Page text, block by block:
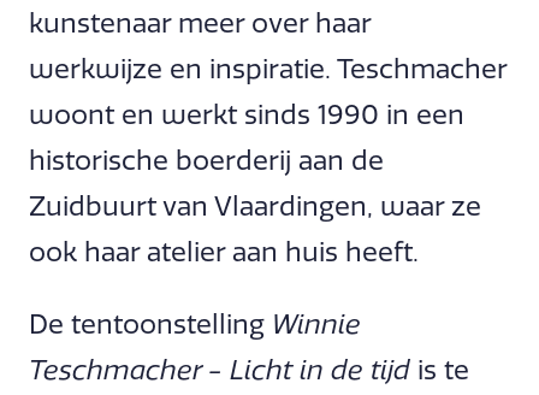
kunstenaar meer over haar
werkwijze en inspiratie. Teschmacher
woont en werkt sinds 1990 in een
historische boerderij aan de
Zuidbuurt van Vlaardingen, waar ze
ook haar atelier aan huis heeft.
De tentoonstelling Winnie
Teschmacher - Licht in de tijd is te